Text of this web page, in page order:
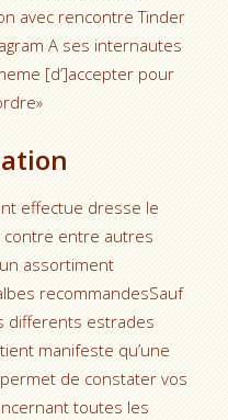
avec rencontre Tinder
A ses internautes
[d’]accepter pour
effectue dresse le
contre entre autres
assortiment
recommandesSauf
differents estrades
manifeste qu’une
de constater vos
toutes les